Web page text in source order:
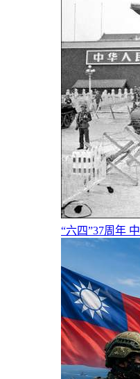
“六四”37周年